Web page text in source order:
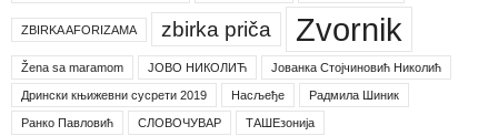
ZBIRKA AFORIZAMA zbirka priča Zvornik
Žena sa maramom ЈОВО НИКОЛИЋ Јованка Стојчиновић Николић
Дрински књижевни сусрети 2019 Насљеђе Радмила Шиник
Ранко Павловић СЛОВОЧУВАР ТАШЕзонија